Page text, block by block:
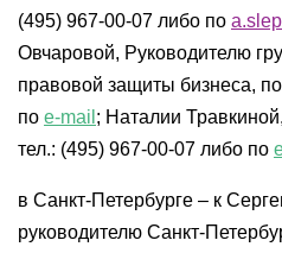
(495) 967-00-07 либо по
Овчаровой, Руководителю
правовой защиты бизнеса,
по e-mail ; Наталии
тел.: (495) 967-00-07 либо по
в Санкт-Петербурге – к
руководителю Санкт-